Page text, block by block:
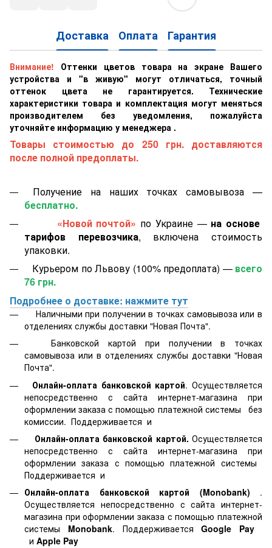
Доставка Оплата Гарантия
Внимание!
Оттенки цветов товара на экране Вашего
устройства и "в живую" могут отличаться, точный
оттенок цвета не гарантируется. Технические
характеристики товара и комплектация могут меняться
производителем без уведомления, пожалуйста
уточняйте информацию у менеджера .
Товары стоимостью до 250 грн. доставляются
после полной предоплаты.
Получение на наших точках самовывоза —
бесплатно.
«Новой почтой» по Украине — на основе
тарифов перевозчика, включена стоимость
упаковки.
Курьером по Львову (100% предоплата) — всего
76 грн.
Подробнее о доставке: нажмите тут
Наличными при получении в точках самовывоза или в
отделениях службы доставки "Новая Почта".
Банковской картой при получении в точках
самовывоза или в отделениях службы доставки "Новая
Почта".
Онлайн-оплата банковской картой. Осуществляется
непосредственно с сайта интернет-магазина при
оформлении заказа с помощью платежной системы
без
комиссии. Поддерживается и
Онлайн-оплата банковской картой. Осуществляется
непосредственно с сайта интернет-магазина при
оформлении заказа с помощью платежной системы
Поддерживается и
Онлайн-оплата банковской картой
(Monobank) .
Осуществляется непосредственно с сайта интернет-
магазина при оформлении заказа с помощью платежной
системы Monobank. ПоддерживаетсяGoogle Pay
и Apple Pay